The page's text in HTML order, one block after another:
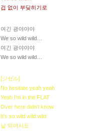
겁 없이 부딪히기로
여긴 광야야야
We so wild wild…
여긴 광야야야
We so wild wild…
[ジゼル]
No hesitate yeah yeah
Yeah I’m in the FLAT
Over here didn’t know
It’s so wild wild wild
날 막아서도